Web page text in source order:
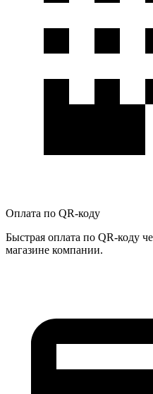
Оплата по QR-коду
Быстрая оплата по QR-коду
магазине компании.